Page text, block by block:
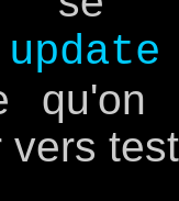
qu'on
vers